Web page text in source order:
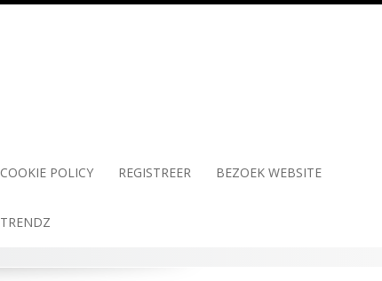
COOKIE POLICY REGISTREER BEZOEK WEBSITE